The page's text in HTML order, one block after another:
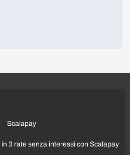
3 rate senza interessi con Scalapay